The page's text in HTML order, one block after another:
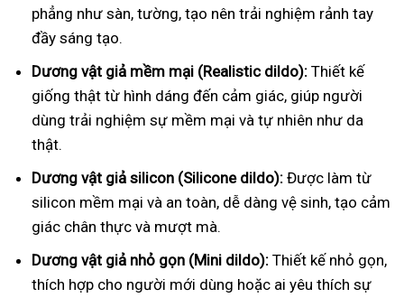
phẳng như sàn, tường, tạo nên trải nghiệm rảnh tay
đầy sáng tạo.
Dương vật giả mềm mại (Realistic dildo): Thiết kế
giống thật từ hình dáng đến cảm giác, giúp người
dùng trải nghiệm sự mềm mại và tự nhiên như da
thật.
Dương vật giả silicon (Silicone dildo): Được làm từ
silicon mềm mại và an toàn, dễ dàng vệ sinh, tạo cảm
giác chân thực và mượt mà.
Dương vật giả nhỏ gọn (Mini dildo): Thiết kế nhỏ gọn,
thích hợp cho người mới dùng hoặc ai yêu thích sự